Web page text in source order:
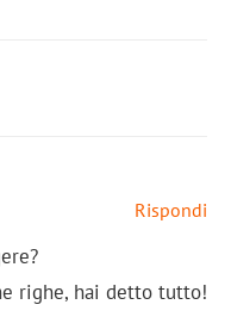
Rispondi
righe, hai detto tutto!